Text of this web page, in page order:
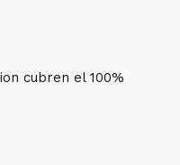
cubren el 100%